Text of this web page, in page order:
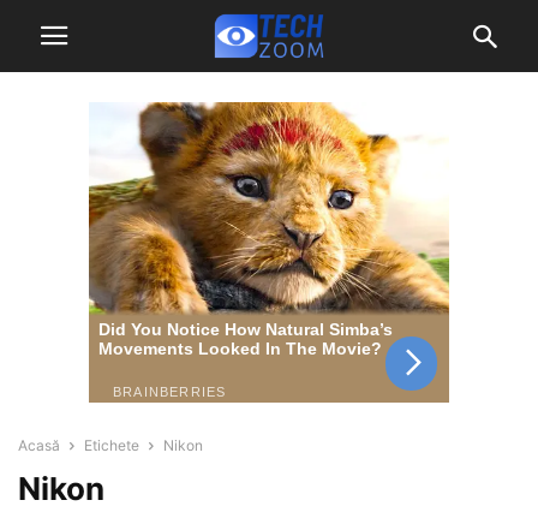
Acasă Etichete Nikon
Nikon